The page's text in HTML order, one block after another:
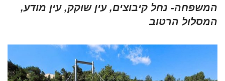
המשפחה- נחל קיבוצים, עין שוקק, עין מודע,
המסלול הרטוב